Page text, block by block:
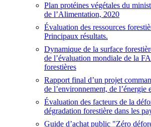
Plan protéines végétales du
de l’Alimentation, 2020
Évaluation des ressources
Principaux résultats.
Dynamique de la surface
de l’évaluation mondiale de la
forestières
Rapport final d’un projet
de l’environnement, de l’énergie
Évaluation des facteurs de la
dégradation forestière dans les
Guide d’achat public "Zéro